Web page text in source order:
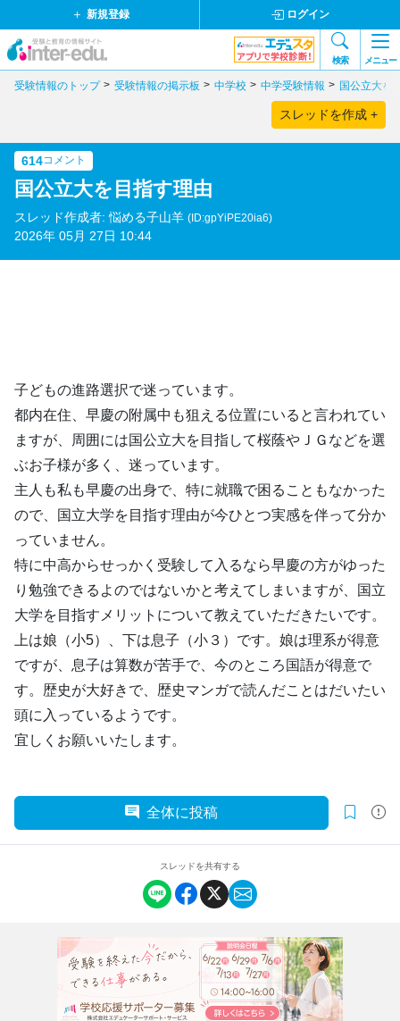
新規登録 ログイン
検索 メニュー
受験情報のトップ 受験情報の掲示板 中学校 中学受験情報 国公立大を
スレッドを作成 +
614コメント
国公立大を目指す理由
スレッド作成者: 悩める子山羊 (ID:gpYiPE20ia6)
2026年 05月 27日 10:44
子どもの進路選択で迷っています。
都内在住、早慶の附属中も狙える位置にいると言われてい
ますが、周囲には国公立大を目指して桜蔭やＪＧなどを選
ぶお子様が多く、迷っています。
主人も私も早慶の出身で、特に就職で困ることもなかった
ので、国立大学を目指す理由が今ひとつ実感を伴って分か
っていません。
特に中高からせっかく受験して入るなら早慶の方がゆった
り勉強できるよのではないかと考えてしまいますが、国立
大学を目指すメリットについて教えていただきたいです。
上は娘（小5）、下は息子（小３）です。娘は理系が得意
ですが、息子は算数が苦手で、今のところ国語が得意で
す。歴史が大好きで、歴史マンガで読んだことはだいたい
頭に入っているようです。
宜しくお願いいたします。
全体に投稿
スレッドを共有する